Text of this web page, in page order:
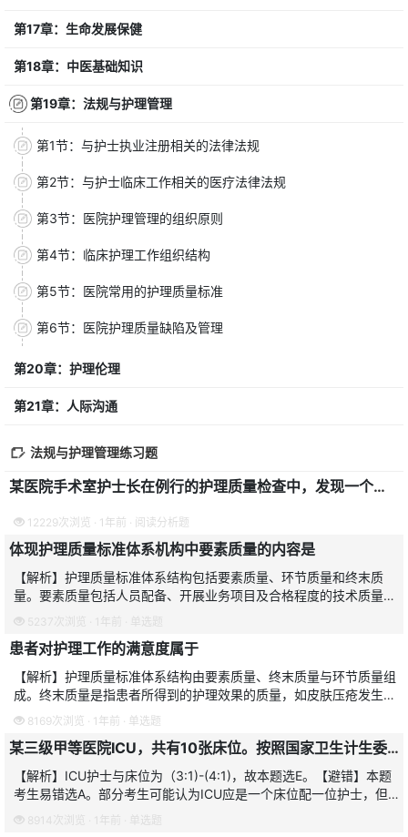
第17章：生命发展保健
第18章：中医基础知识
第19章：法规与护理管理
第1节：与护士执业注册相关的法律法规
第2节：与护士临床工作相关的医疗法律法规
第3节：医院护理管理的组织原则
第4节：临床护理工作组织结构
第5节：医院常用的护理质量标准
第6节：医院护理质量缺陷及管理
第20章：护理伦理
第21章：人际沟通
法规与护理管理练习题
某医院手术室护士长在例行的护理质量检查中，发现一个外科手术包过期，随即召集科室护士开会，分析问题，查找原因，制定整改计划，并对直接责任人进行了批评和相应的处罚。
12229次浏览 · 1年前 · 阅读分析题
体现护理质量标准体系机构中要素质量的内容是
【解析】护理质量标准体系结构包括要素质量、环节质量和终末质
量。要素质量包括人员配备、开展业务项目及合格程度的技术质量、
仪器设备质量、药品质量、器材质量、环境质量、排班、值班传呼等
时限质量、规章制度等。
5237次浏览 · 1年前 · 单选题
患者对护理工作的满意度属于
【解析】护理质量标准体系结构由要素质量、终末质量与环节质量组
成。终末质量是指患者所得到的护理效果的质量，如皮肤压疮发生
率、患者对护理工作的满意度等。故本题选B。【避错】本题易错选
A，认为对护理工作满意
8169次浏览 · 1年前 · 单选题
某三级甲等医院ICU，共有10张床位。按照国家卫生计生委对ICU护士与床位比的要求，该科室配备护士人数应不少于
【解析】ICU护士与床位为（3:1)-(4:1)，故本题选E。【避错】本题
考生易错选A。部分考生可能认为ICU应是一个床位配一位护士，但
应考虑到换班、休息等实际情况。
8914次浏览 · 1年前 · 单选题